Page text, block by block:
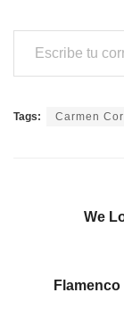
Escribe tu correo electrónico…
Tags: Carmen
We